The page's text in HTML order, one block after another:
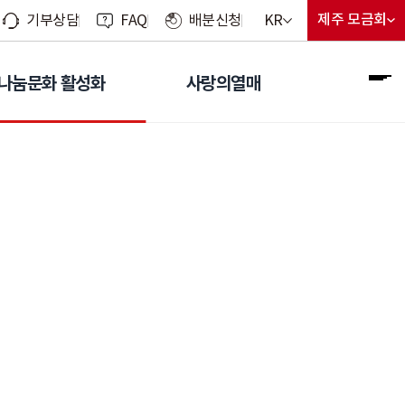
기부상담 FAQ 배분신청 언어 선택 메뉴 열기
현재 선택된 언어
KR 지회 선
현재 선
제주 모금회
눔문화 활성화 사랑의열매